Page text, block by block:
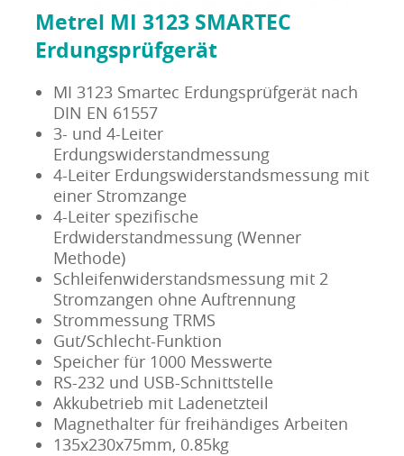
Metrel MI 3123 SMARTEC
Erdungsprüfgerät
MI 3123 Smartec Erdungsprüfgerät nach
DIN EN 61557
3- und 4-Leiter
Erdungswiderstandmessung
4-Leiter Erdungswiderstandsmessung mit
einer Stromzange
4-Leiter spezifische
Erdwiderstandmessung (Wenner
Methode)
Schleifenwiderstandsmessung mit 2
Stromzangen ohne Auftrennung
Strommessung TRMS
Gut/Schlecht-Funktion
Speicher für 1000 Messwerte
RS-232 und USB-Schnittstelle
Akkubetrieb mit Ladenetzteil
Magnethalter für freihändiges Arbeiten
135x230x75mm, 0.85kg